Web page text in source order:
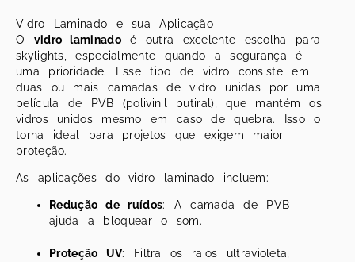
Vidro Laminado e sua Aplicação
O vidro laminadoé outra excelente escolha para
skylights, especialmente quando a segurança é
uma prioridade. Esse tipo de vidro consiste em
duas ou mais camadas de vidro unidas por uma
película de PVB (polivinil butiral), que mantém os
vidros unidos mesmo em caso de quebra. Isso o
torna ideal para projetos que exigem maior
proteção.
As aplicações do vidro laminado incluem:
Redução de ruídos: A camada de PVB
ajuda a bloquear o som.
Proteção UV: Filtra os raios ultravioleta,